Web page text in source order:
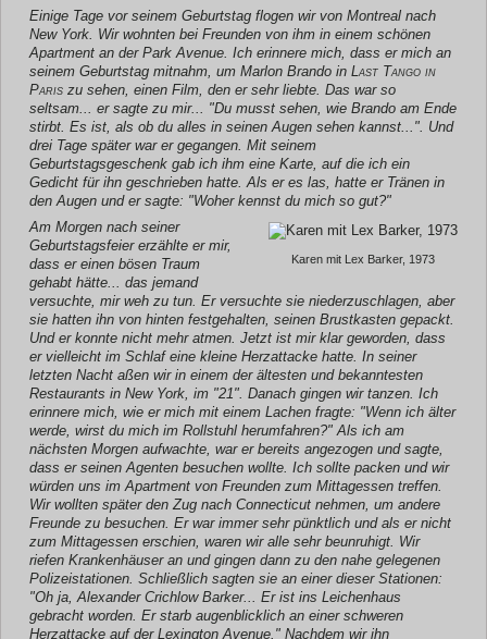
Einige Tage vor seinem Geburtstag flogen wir von Montreal nach
New York. Wir wohnten bei Freunden von ihm in einem schönen
Apartment an der Park Avenue. Ich erinnere mich, dass er mich an
seinem Geburtstag mitnahm, um Marlon Brando in Last Tango in
Paris zu sehen, einen Film, den er sehr liebte. Das war so
seltsam... er sagte zu mir... "Du musst sehen, wie Brando am Ende
stirbt. Es ist, als ob du alles in seinen Augen sehen kannst...". Und
drei Tage später war er gegangen. Mit seinem
Geburtstagsgeschenk gab ich ihm eine Karte, auf die ich ein
Gedicht für ihn geschrieben hatte. Als er es las, hatte er Tränen in
den Augen und er sagte: "Woher kennst du mich so gut?"
Karen mit Lex Barker, 1973
Am Morgen nach seiner
Geburtstagsfeier erzählte er mir,
dass er einen bösen Traum
gehabt hätte... das jemand
versuchte, mir weh zu tun. Er versuchte sie niederzuschlagen, aber
sie hatten ihn von hinten festgehalten, seinen Brustkasten gepackt.
Und er konnte nicht mehr atmen. Jetzt ist mir klar geworden, dass
er vielleicht im Schlaf eine kleine Herzattacke hatte. In seiner
letzten Nacht aßen wir in einem der ältesten und bekanntesten
Restaurants in New York, im "21". Danach gingen wir tanzen. Ich
erinnere mich, wie er mich mit einem Lachen fragte: "Wenn ich älter
werde, wirst du mich im Rollstuhl herumfahren?" Als ich am
nächsten Morgen aufwachte, war er bereits angezogen und sagte,
dass er seinen Agenten besuchen wollte. Ich sollte packen und wir
würden uns im Apartment von Freunden zum Mittagessen treffen.
Wir wollten später den Zug nach Connecticut nehmen, um andere
Freunde zu besuchen. Er war immer sehr pünktlich und als er nicht
zum Mittagessen erschien, waren wir alle sehr beunruhigt. Wir
riefen Krankenhäuser an und gingen dann zu den nahe gelegenen
Polizeistationen. Schließlich sagten sie an einer dieser Stationen:
"Oh ja, Alexander Crichlow Barker... Er ist ins Leichenhaus
gebracht worden. Er starb augenblicklich an einer schweren
Herzattacke auf der Lexington Avenue." Nachdem wir ihn